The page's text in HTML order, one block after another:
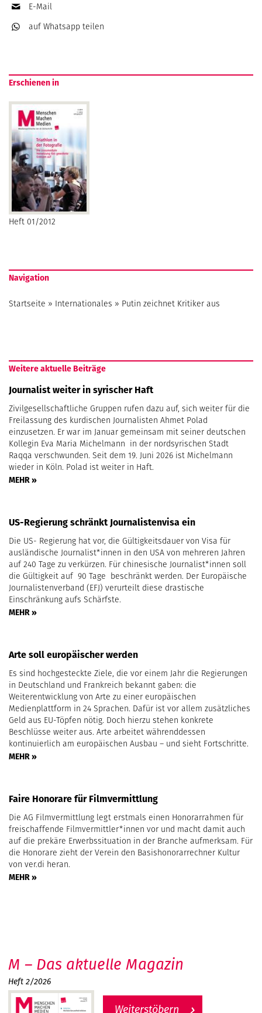
E-Mail
auf Whatsapp teilen
Erschienen in
Heft 01/2012
Navigation
Startseite » Internationales » Putin zeichnet Kritiker aus
Weitere aktuelle Beiträge
Journalist weiter in syrischer Haft
Zivilgesellschaftliche Gruppen rufen dazu auf, sich weiter für die
Freilassung des kurdischen Journalisten Ahmet Polad
einzusetzen. Er war im Januar gemeinsam mit seiner deutschen
Kollegin Eva Maria Michelmann in der nordsyrischen Stadt
Raqqa verschwunden. Seit dem 19. Juni 2026 ist Michelmann
wieder in Köln. Polad ist weiter in Haft.
MEHR »
US-Regierung schränkt Journalistenvisa ein
Die US- Regierung hat vor, die Gültigkeitsdauer von Visa für
ausländische Journalist*innen in den USA von mehreren Jahren
auf 240 Tage zu verkürzen. Für chinesische Journalist*innen soll
die Gültigkeit auf 90 Tage beschränkt werden. Der Europäische
Journalistenverband (EFJ) verurteilt diese drastische
Einschränkung aufs Schärfste.
MEHR »
Arte soll europäischer werden
Es sind hochgesteckte Ziele, die vor einem Jahr die Regierungen
in Deutschland und Frankreich bekannt gaben: die
Weiterentwicklung von Arte zu einer europäischen
Medienplattform in 24 Sprachen. Dafür ist vor allem zusätzliches
Geld aus EU-Töpfen nötig. Doch hierzu stehen konkrete
Beschlüsse weiter aus. Arte arbeitet währenddessen
kontinuierlich am europäischen Ausbau – und sieht Fortschritte.
MEHR »
Faire Honorare für Filmvermittlung
Die AG Filmvermittlung legt erstmals einen Honorarrahmen für
freischaffende Filmvermittler*innen vor und macht damit auch
auf die prekäre Erwerbssituation in der Branche aufmerksam. Für
die Honorare zieht der Verein den Basishonorarrechner Kultur
von ver.di heran.
MEHR »
M – Das aktuelle Magazin
Heft 2/2026
Weiterstöbern